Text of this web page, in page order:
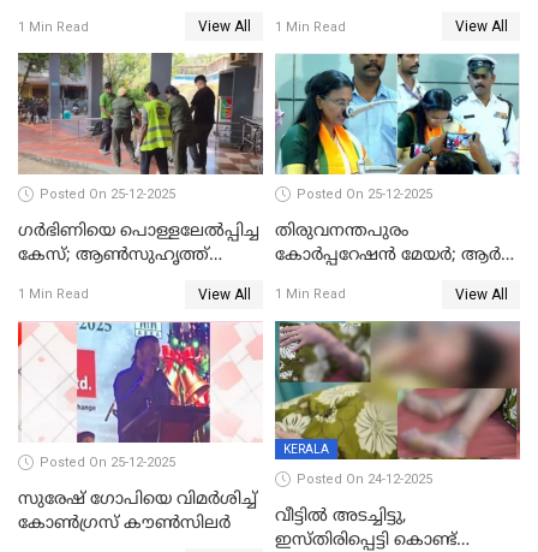
1 Min Read View All 1 Min Read View All
Posted On 25-12-2025
ഗര്‍ഭിണിയെ പൊള്ളലേല്‍പ്പിച്ച
കേസ്; ആണ്‍സുഹൃത്ത്
1 Min Read View All
Posted On 25-12-2025
തിരുവനന്തപുരം
കോര്‍പ്പറേഷന്‍ മേയർ; ആര്‍
1 Min Read View All
Posted On 25-12-2025
സുരേഷ് ഗോപിയെ വിമര്‍ശിച്ച്
കോണ്‍ഗ്രസ് കൗണ്‍സിലര്‍
KERALA
Posted On 24-12-2025
വീട്ടിൽ അടച്ചിട്ടു,
ഇസ്തിരിപ്പെട്ടി കൊണ്ട്